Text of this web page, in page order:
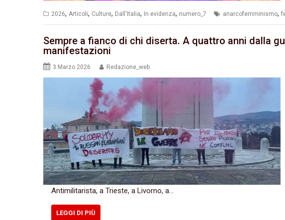
2026, Articoli, Culture, Dall'Italia, In evidenza, numero_7 anarcofemminismo,
Sempre a fianco di chi diserta. A quattro anni dalla
manifestazioni
3 Marzo 2026 Redazione_web
Antimilitarista, a Trieste, a Livorno, a…
LEGGI DI PIÙ